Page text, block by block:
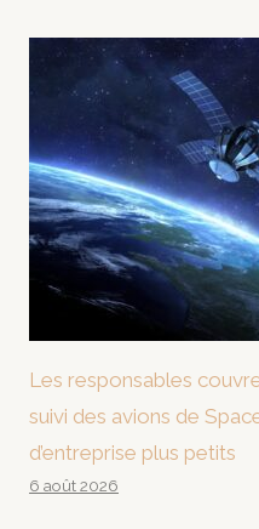
Les responsables
suivi des avions de
d’entreprise plus petits
6 août 2026